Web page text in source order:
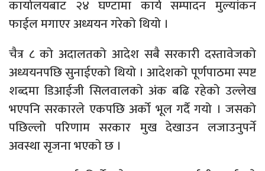
कार्यालयबाट २४ घण्टामा कार्य सम्पादन मुल्यांकन
फाईल मगाएर अध्ययन गरेको थियो ।
चैत्र ८ को अदालतको आदेश सबै सरकारी दस्तावेजको
अध्ययनपछि सुनाईएको थियो । आदेशको पूर्णपाठमा स्पष्ट
शब्दमा डिआईजी सिलवालको अंक बढि रहेको उल्लेख
भएपनि सरकारले एकपछि अर्को भूल गर्दै गयो । जसको
पछिल्लो परिणाम सरकार मुख देखाउन लजाउनुपर्ने
अवस्था सृजना भएको छ ।